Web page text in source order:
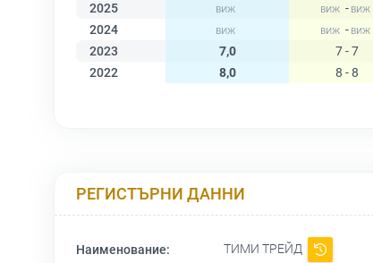
2025
-
2024
-
2023
7,0 7 - 7
2022
8,0 8 - 8
РЕГИСТЪРНИ ДАННИ
Наименование: ТИМИ ТРЕЙД